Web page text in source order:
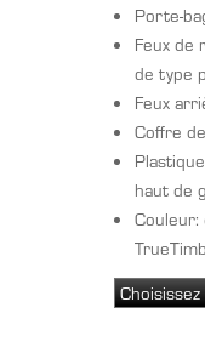
Porte-
Feux
de type
Feux
Coffre
haut de